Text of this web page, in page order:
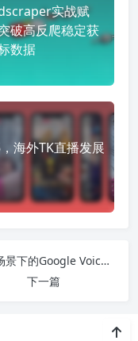
实战赋
破高反爬稳定获
数据
海外TK直播发展
不同场景下的Google Voice注册技巧指南
下一篇